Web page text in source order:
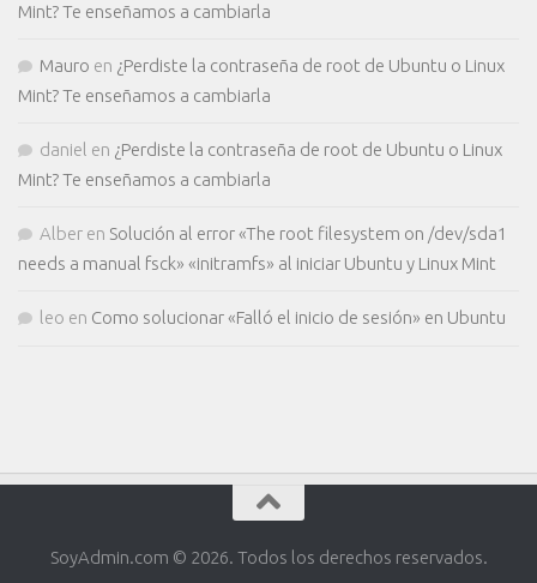
Mint? Te enseñamos a cambiarla
Mauro en ¿Perdiste la contraseña de root de Ubuntu o Linux
Mint? Te enseñamos a cambiarla
daniel en ¿Perdiste la contraseña de root de Ubuntu o Linux
Mint? Te enseñamos a cambiarla
Alber en Solución al error «The root filesystem on /dev/sda1
needs a manual fsck» «initramfs» al iniciar Ubuntu y Linux Mint
leo en Como solucionar «Falló el inicio de sesión» en Ubuntu
SoyAdmin.com © 2026. Todos los derechos reservados.